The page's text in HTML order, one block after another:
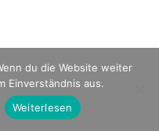
du die Website weiter
Einverständnis aus.
Weiterlesen